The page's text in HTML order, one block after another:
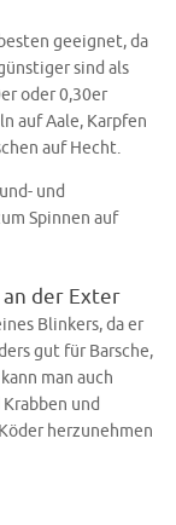
geeignet, da
sind als
oder 0,30er
auf Aale, Karpfen
auf Hecht.
und
Spinnen auf
der Exter
Blinkers, da er
gut für Barsche,
man auch
und
herzunehmen